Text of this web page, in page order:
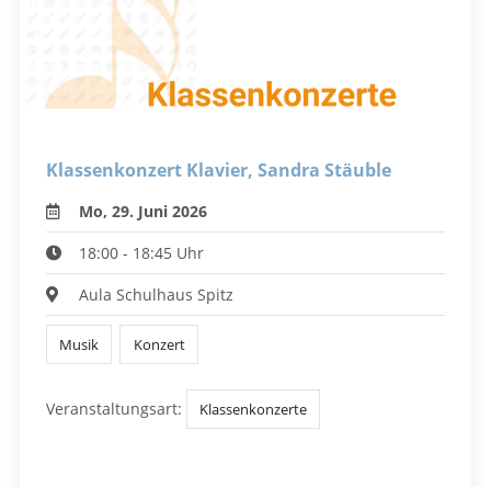
Klassenkonzert Klavier, Sandra Stäuble
Mo, 29. Juni 2026
18:00 - 18:45 Uhr
Aula Schulhaus Spitz
Musik Konzert
Veranstaltungsart: Klassenkonzerte